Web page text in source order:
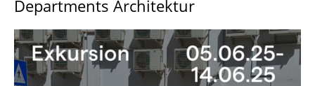
Departments Architektur